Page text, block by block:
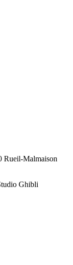
Rueil-Malmaison
Ghibli